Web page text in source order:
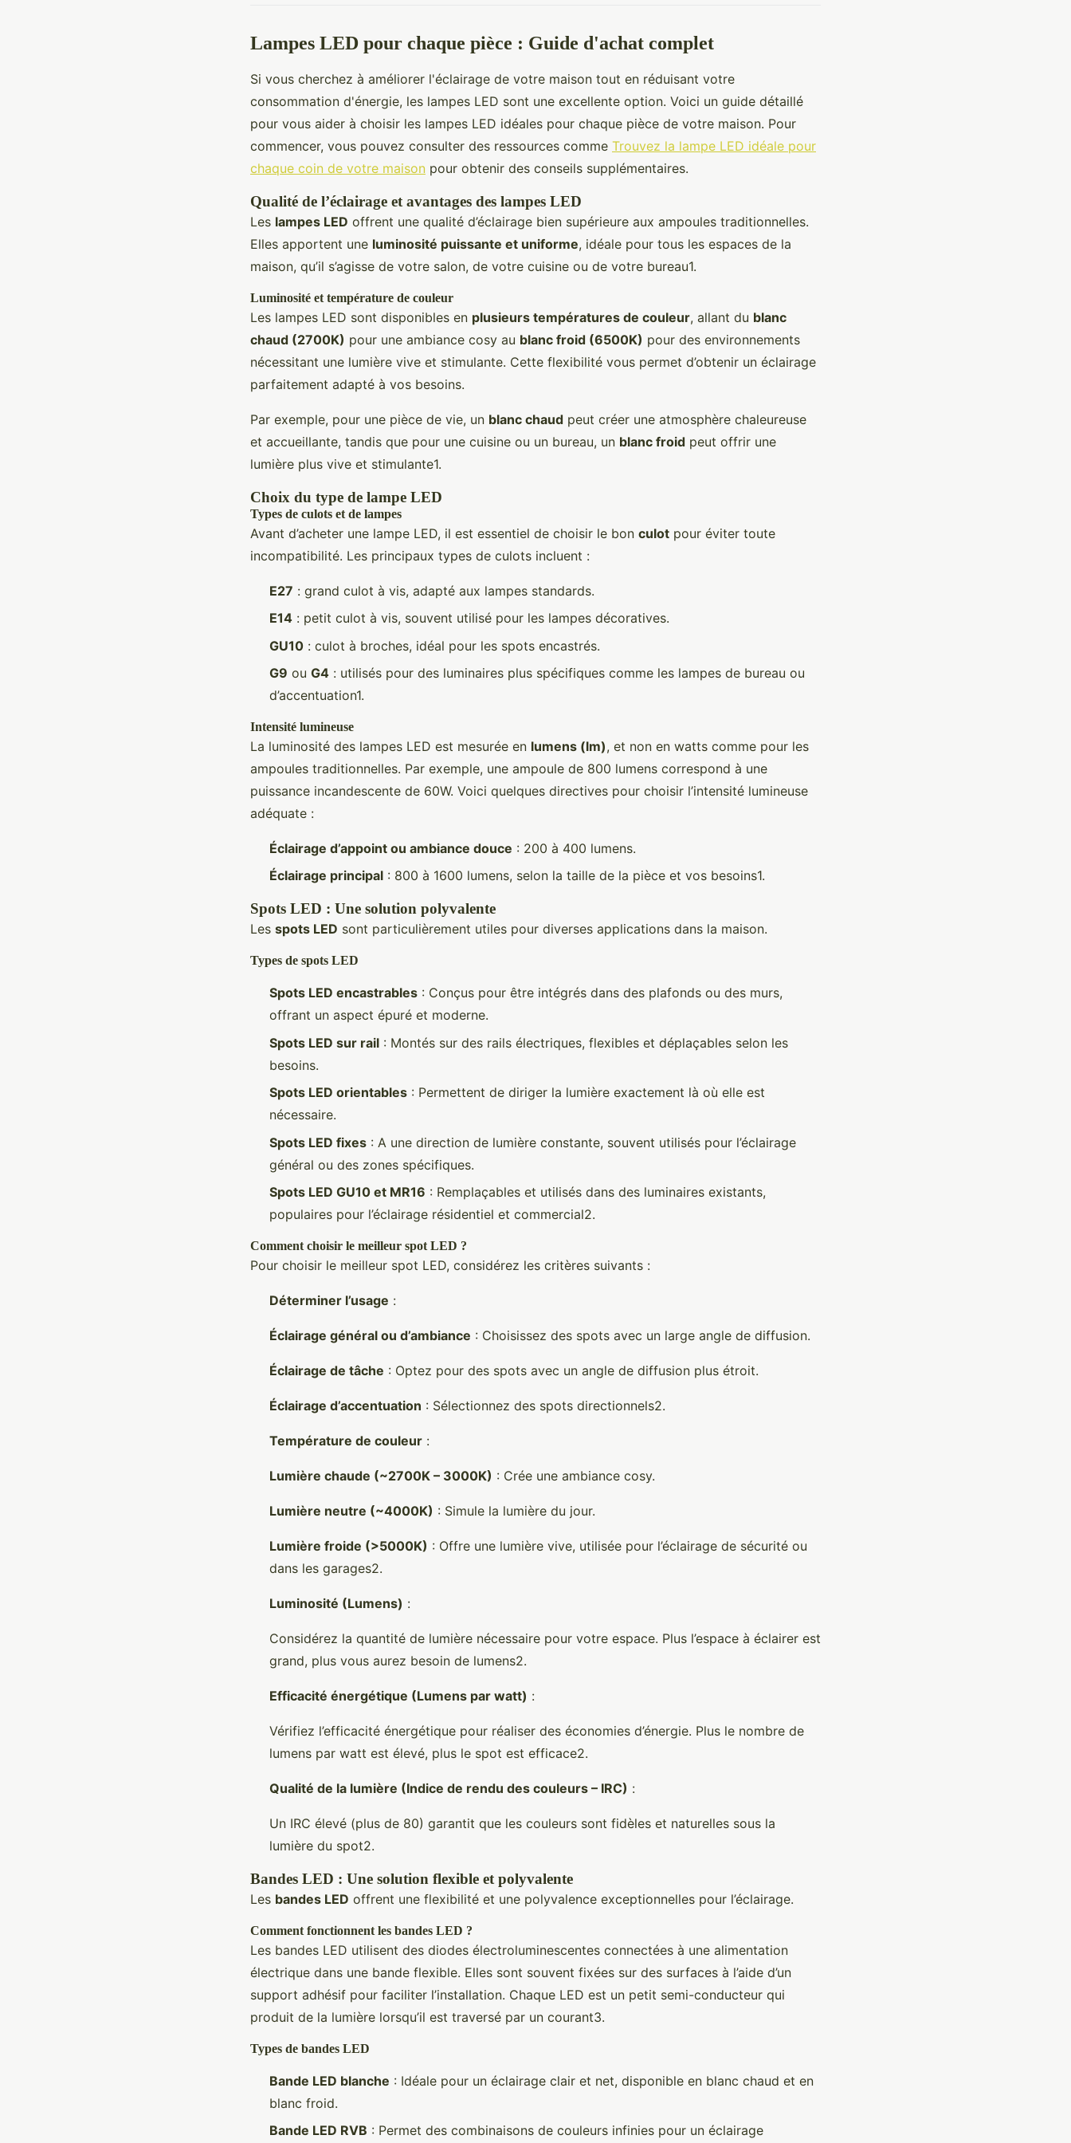
Lampes LED pour chaque pièce : Guide d'achat complet
Si vous cherchez à améliorer l'éclairage de votre maison tout en réduisant votre
consommation d'énergie, les lampes LED sont une excellente option. Voici un guide détaillé
pour vous aider à choisir les lampes LED idéales pour chaque pièce de votre maison. Pour
commencer, vous pouvez consulter des ressources comme Trouvez la lampe LED idéale pour
chaque coin de votre maison pour obtenir des conseils supplémentaires.
Qualité de l’éclairage et avantages des lampes LED
Les lampes LED offrent une qualité d’éclairage bien supérieure aux ampoules traditionnelles.
Elles apportent une luminosité puissante et uniforme, idéale pour tous les espaces de la
maison, qu’il s’agisse de votre salon, de votre cuisine ou de votre bureau1.
Luminosité et température de couleur
Les lampes LED sont disponibles en plusieurs températures de couleur, allant du blanc
chaud (2700K) pour une ambiance cosy au blanc froid (6500K) pour des environnements
nécessitant une lumière vive et stimulante. Cette flexibilité vous permet d’obtenir un éclairage
parfaitement adapté à vos besoins.
Par exemple, pour une pièce de vie, un blanc chaud peut créer une atmosphère chaleureuse
et accueillante, tandis que pour une cuisine ou un bureau, un blanc froid peut offrir une
lumière plus vive et stimulante1.
Choix du type de lampe LED
Types de culots et de lampes
Avant d’acheter une lampe LED, il est essentiel de choisir le bon culot pour éviter toute
incompatibilité. Les principaux types de culots incluent :
E27 : grand culot à vis, adapté aux lampes standards.
E14 : petit culot à vis, souvent utilisé pour les lampes décoratives.
GU10 : culot à broches, idéal pour les spots encastrés.
G9 ou G4 : utilisés pour des luminaires plus spécifiques comme les lampes de bureau ou
d’accentuation1.
Intensité lumineuse
La luminosité des lampes LED est mesurée en lumens (lm), et non en watts comme pour les
ampoules traditionnelles. Par exemple, une ampoule de 800 lumens correspond à une
puissance incandescente de 60W. Voici quelques directives pour choisir l’intensité lumineuse
adéquate :
Éclairage d’appoint ou ambiance douce : 200 à 400 lumens.
Éclairage principal : 800 à 1600 lumens, selon la taille de la pièce et vos besoins1.
Spots LED : Une solution polyvalente
Les spots LED sont particulièrement utiles pour diverses applications dans la maison.
Types de spots LED
Spots LED encastrables : Conçus pour être intégrés dans des plafonds ou des murs,
offrant un aspect épuré et moderne.
Spots LED sur rail : Montés sur des rails électriques, flexibles et déplaçables selon les
besoins.
Spots LED orientables : Permettent de diriger la lumière exactement là où elle est
nécessaire.
Spots LED fixes : A une direction de lumière constante, souvent utilisés pour l’éclairage
général ou des zones spécifiques.
Spots LED GU10 et MR16 : Remplaçables et utilisés dans des luminaires existants,
populaires pour l’éclairage résidentiel et commercial2.
Comment choisir le meilleur spot LED ?
Pour choisir le meilleur spot LED, considérez les critères suivants :
Déterminer l’usage :
Éclairage général ou d’ambiance : Choisissez des spots avec un large angle de diffusion.
Éclairage de tâche : Optez pour des spots avec un angle de diffusion plus étroit.
Éclairage d’accentuation : Sélectionnez des spots directionnels2.
Température de couleur :
Lumière chaude (~2700K – 3000K) : Crée une ambiance cosy.
Lumière neutre (~4000K) : Simule la lumière du jour.
Lumière froide (>5000K) : Offre une lumière vive, utilisée pour l’éclairage de sécurité ou
dans les garages2.
Luminosité (Lumens) :
Considérez la quantité de lumière nécessaire pour votre espace. Plus l’espace à éclairer est
grand, plus vous aurez besoin de lumens2.
Efficacité énergétique (Lumens par watt) :
Vérifiez l’efficacité énergétique pour réaliser des économies d’énergie. Plus le nombre de
lumens par watt est élevé, plus le spot est efficace2.
Qualité de la lumière (Indice de rendu des couleurs – IRC) :
Un IRC élevé (plus de 80) garantit que les couleurs sont fidèles et naturelles sous la
lumière du spot2.
Bandes LED : Une solution flexible et polyvalente
Les bandes LED offrent une flexibilité et une polyvalence exceptionnelles pour l’éclairage.
Comment fonctionnent les bandes LED ?
Les bandes LED utilisent des diodes électroluminescentes connectées à une alimentation
électrique dans une bande flexible. Elles sont souvent fixées sur des surfaces à l’aide d’un
support adhésif pour faciliter l’installation. Chaque LED est un petit semi-conducteur qui
produit de la lumière lorsqu’il est traversé par un courant3.
Types de bandes LED
Bande LED blanche : Idéale pour un éclairage clair et net, disponible en blanc chaud et en
blanc froid.
Bande LED RVB : Permet des combinaisons de couleurs infinies pour un éclairage